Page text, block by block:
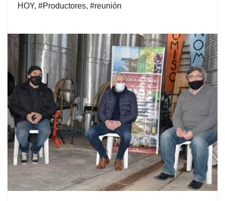
HOY, #Productores, #reunión